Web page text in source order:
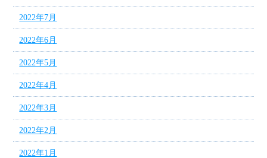
2022年7月
2022年6月
2022年5月
2022年4月
2022年3月
2022年2月
2022年1月